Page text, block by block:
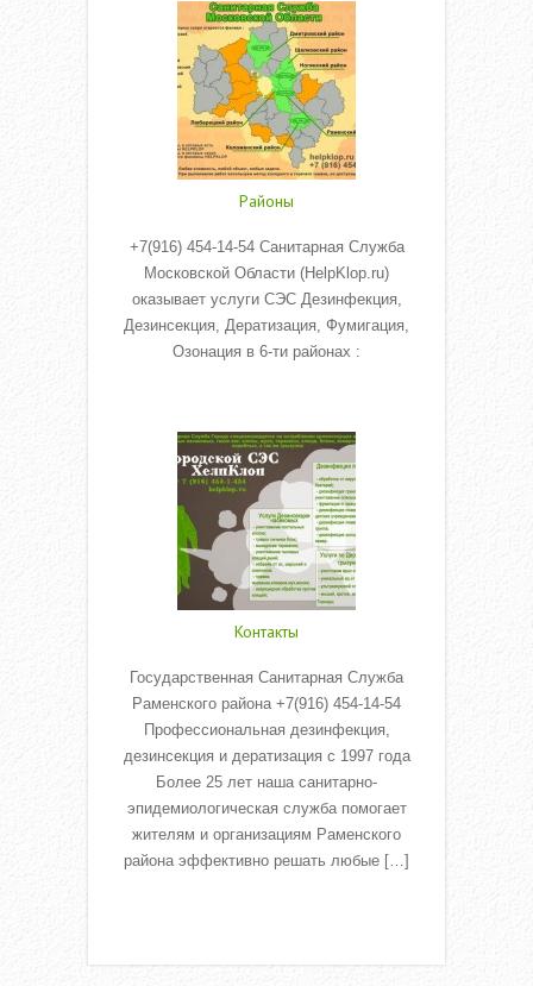
Районы
+7(916) 454-14-54 Санитарная Служба
Московской Области (HelpKlop.ru)
оказывает услуги СЭС Дезинфекция,
Дезинсекция, Дератизация, Фумигация,
Озонация в 6-ти районах :
Контакты
Государственная Санитарная Служба
Раменского района +7(916) 454-14-54
Профессиональная дезинфекция,
дезинсекция и дератизация с 1997 года
Более 25 лет наша санитарно-
эпидемиологическая служба помогает
жителям и организациям Раменского
района эффективно решать любые […]